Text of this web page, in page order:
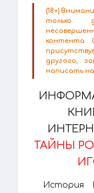
(18+)
только
контента
другого,
написать
ТАЙНЫ
История